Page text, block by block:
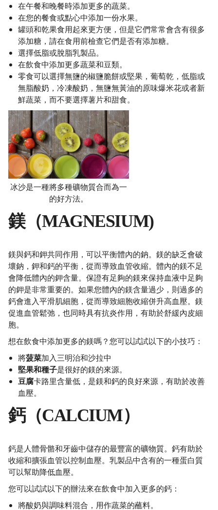
在午餐和晚餐時添加更多的蔬菜。
在您的餐食或點心中添加一份水果。
罐頭和乾果食用起來更方便，但是它們常常會含有很多
添加糖，請在食用前檢查它們是否有添加糖。
選擇低脂或脫脂乳製品。
在飲食中添加更多蔬菜和豆類。
零食可以選擇無鹽的椒鹽脆餅或堅果，葡萄乾，低脂或
無脂酸奶，冷凍酸奶，無鹽無黃油的原味爆米花或者新
鮮蔬菜，而不要選擇薯片和甜食。
冰沙是一種將多種礦物質合而為一
的好方法。
鎂（MAGNESIUM)
鎂與鈣和鉀共同作用，可以平衡體內的鈉。鎂的缺乏會破
壞鈉，鉀和鈣的平衡，從而導致血管收縮。體內的鎂不足
會降低體內的鉀含量。保證有足夠的鎂來保持血液中足夠
的鉀是非常重要的。如果您體內的鎂含量過少，則過多的
鈣會進入平滑肌細胞，從而導致細胞收縮併升高血壓。鎂
促進血管鬆弛，也同時具有抗炎作用，有助於舒緩內皮細
胞。
想在飲食中添加更多的鎂嗎？您可以試試以下的小技巧：
將菠菜加入三明治和沙拉中
堅果和種子是很好的鎂的來源。
豆腐卡路里含量低，是鎂和鈣的良好來源，有助於改善
血壓。
鈣（CALCIUM）
鈣是人體骨骼和牙齒中儲存的最豐富的礦物質。鈣有助於
收縮和擴張血管以控制血壓。乳製品中含有的一種蛋白質
可以幫助降低血壓。
您可以試試以下的辦法來在飲食中加入更多的鈣：
將酸奶與調味料混合，用作蔬菜的蘸料。